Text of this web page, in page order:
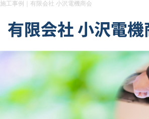
施工事例｜有限会社 小沢電機商会